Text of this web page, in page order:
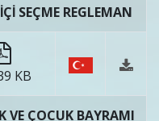
SEÇME REGLEMAN
KB
VE ÇOCUK BAYRAMI